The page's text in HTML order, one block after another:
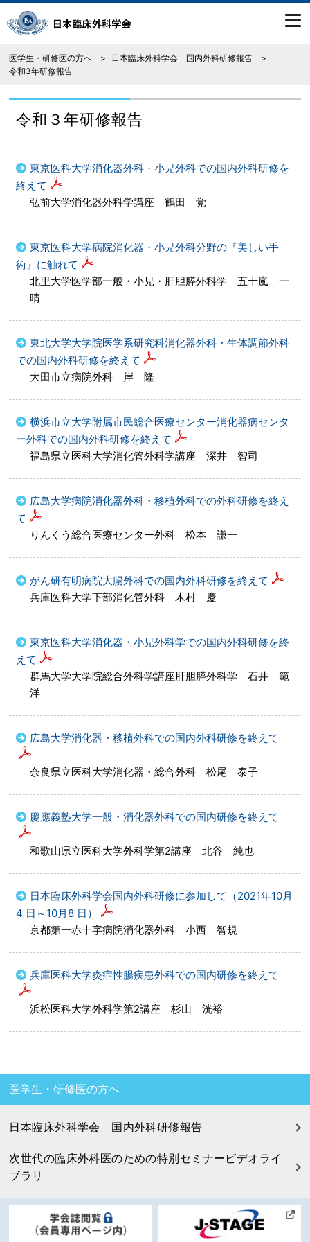
医学生・研修医の方へ
日本臨床外科学会 国内外科研修報告
令和3年研修報告
医学生・研修医の方へ
日本臨床外科学会 国内外科研修報告
次世代の臨床外科医のための特別セミナービデオライ
ブラリ
令和３年研修報告
東京医科大学消化器外科・小児外科での国内外科研修を
終えて
弘前大学消化器外科学講座 鶴田 覚
東京医科大学病院消化器・小児外科分野の『美しい手
術』に触れて
北里大学医学部一般・小児・肝胆膵外科学 五十嵐 一
晴
東北大学大学院医学系研究科消化器外科・生体調節外科
での国内外科研修を終えて
大田市立病院外科 岸 隆
横浜市立大学附属市民総合医療センター消化器病センタ
ー外科での国内外科研修を終えて
福島県立医科大学消化管外科学講座 深井 智司
広島大学病院消化器外科・移植外科での外科研修を終え
て
りんくう総合医療センター外科 松本 謙一
がん研有明病院大腸外科での国内外科研修を終えて
兵庫医科大学下部消化管外科 木村 慶
東京医科大学消化器・小児外科学での国内外科研修を終
えて
群馬大学大学院総合外科学講座肝胆膵外科学 石井 範
洋
広島大学消化器・移植外科での国内外科研修を終えて
奈良県立医科大学消化器・総合外科 松尾 泰子
慶應義塾大学一般・消化器外科での国内研修を終えて
和歌山県立医科大学外科学第2講座 北谷 純也
日本臨床外科学会国内外科研修に参加して（2021年10月
4 日～10月8 日）
京都第一赤十字病院消化器外科 小西 智規
兵庫医科大学炎症性腸疾患外科での国内研修を終えて
浜松医科大学外科学第2講座 杉山 洸裕